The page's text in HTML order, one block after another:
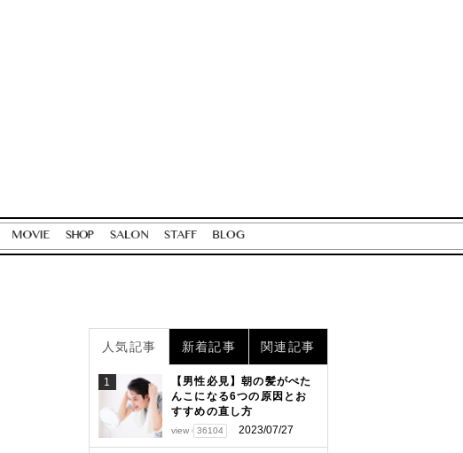
人気記事 新着記事 関連記事
1
【男性必見】朝の髪がぺた
んこになる6つの原因とお
すすめの直し方
view 36104 2023/07/27